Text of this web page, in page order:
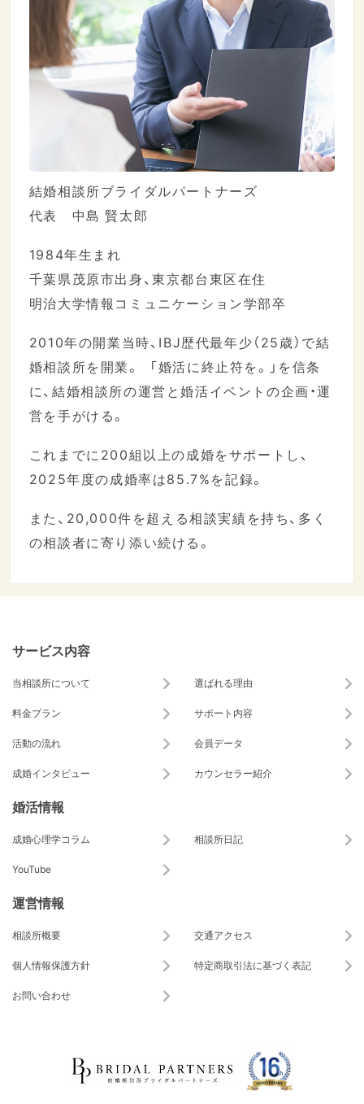
結婚相談所ブライダルパートナーズ
代表 中島 賢太郎
1984年生まれ
千葉県茂原市出身、東京都台東区在住
明治大学情報コミュニケーション学部卒
2010年の開業当時、IBJ歴代最年少（25歳）で結
婚相談所を開業。 「婚活に終止符を。」を信条
に、結婚相談所の運営と婚活イベントの企画・運
営を手がける。
これまでに200組以上の成婚をサポートし、
2025年度の成婚率は85.7%を記録。
また、20,000件を超える相談実績を持ち、多く
の相談者に寄り添い続ける。
サービス内容
当相談所について 選ばれる理由
料金プラン サポート内容
活動の流れ 会員データ
成婚インタビュー カウンセラー紹介
婚活情報
成婚心理学コラム 相談所日記
YouTube
運営情報
相談所概要 交通アクセス
個人情報保護方針 特定商取引法に基づく表記
お問い合わせ